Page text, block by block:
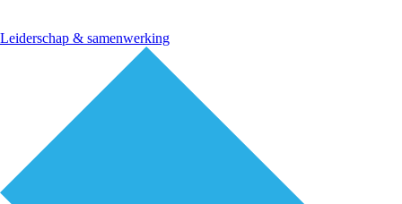
Leiderschap & samenwerking